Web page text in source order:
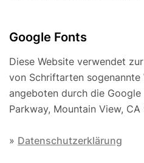
Google Fonts
Diese Website verwendet
von Schriftarten sogenannte
angeboten durch die
Parkway, Mountain View,
» Datenschutzerklärung